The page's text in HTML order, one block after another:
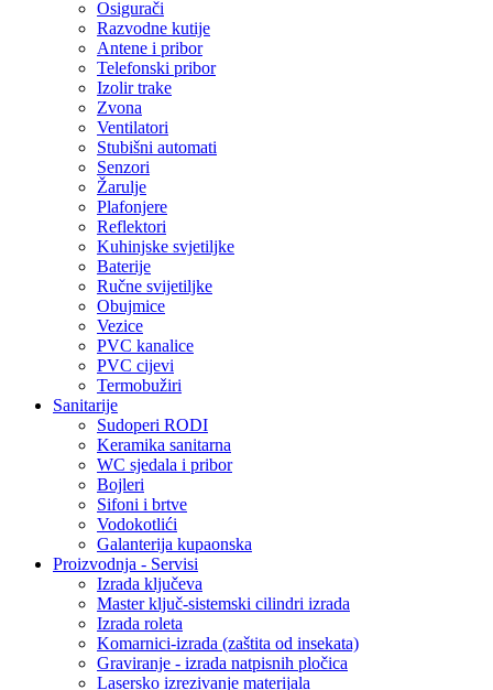
Osigurači
Razvodne kutije
Antene i pribor
Telefonski pribor
Izolir trake
Zvona
Ventilatori
Stubišni automati
Senzori
Žarulje
Plafonjere
Reflektori
Kuhinjske svjetiljke
Baterije
Ručne svijetiljke
Obujmice
Vezice
PVC kanalice
PVC cijevi
Termobužiri
Sanitarije
Sudoperi RODI
Keramika sanitarna
WC sjedala i pribor
Bojleri
Sifoni i brtve
Vodokotlići
Galanterija kupaonska
Proizvodnja - Servisi
Izrada ključeva
Master ključ-sistemski cilindri izrada
Izrada roleta
Komarnici-izrada (zaštita od insekata)
Graviranje - izrada natpisnih pločica
Lasersko izrezivanje materijala